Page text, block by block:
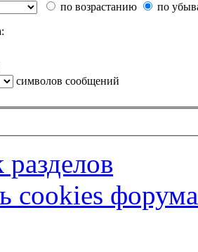
по возрастанию
по
символов сообщений
cookies форума